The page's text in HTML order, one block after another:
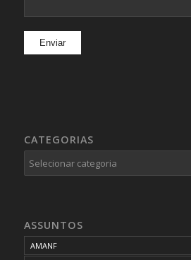
CATEGORIAS
Categorias
ASSUNTOS
AMANF